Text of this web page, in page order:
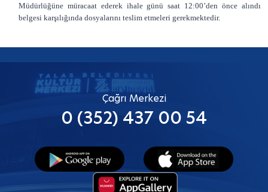
Müdürlüğüne müracaat ederek ihale günü saat 12:00’den önce alındı
belgesi karşılığında dosyalarını teslim etmeleri gerekmektedir.
Çağrı Merkezi
0 (352) 437 00 54